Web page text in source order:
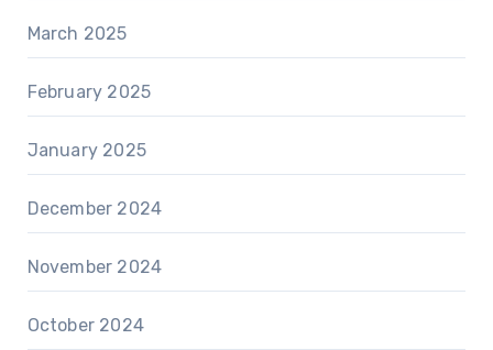
March 2025
February 2025
January 2025
December 2024
November 2024
October 2024